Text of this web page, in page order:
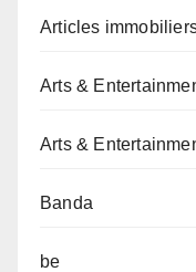
Articles
Arts &
Arts &
Banda
be